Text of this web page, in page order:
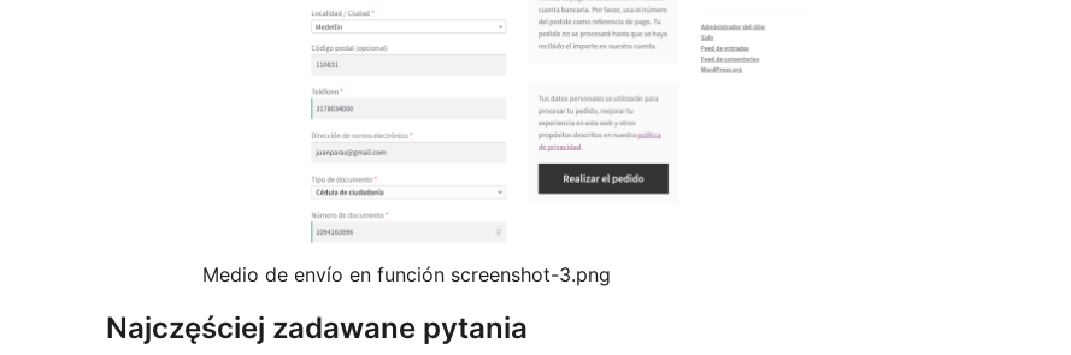
Medio de envío en función screenshot-3.png
Najczęściej zadawane pytania